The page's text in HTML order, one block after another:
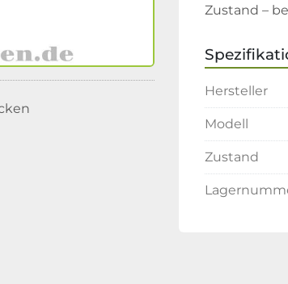
Zustand –
Hersteller
Modell
Zustand